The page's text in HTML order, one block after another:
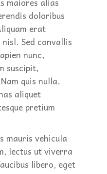
doloribus
erat
Sed convallis
nunc,
suscipit,
quis nulla.
aliquet
pretium
mauris vehicula
lectus ut viverra
libero, eget